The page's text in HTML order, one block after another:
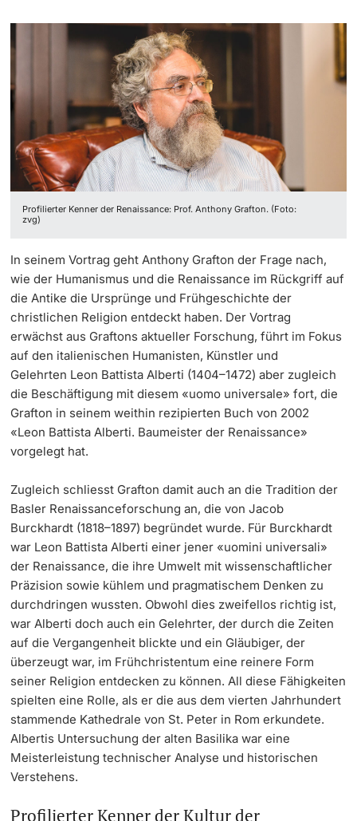
weitere Informationen
Dozierende
Service für Medien
‡ ‡ ‡ ‡ ‡ ‡ ‡ ‡ ‡ ‡ ‡ ‡ ‡ ‡ ‡ ‡ ‡ ‡ ‡ ‡ ‡ ‡ ‡ ‡ ‡ ‡ ‡ ‡ ‡ ‡ ‡ ‡
Podcasts
‡ ‡ ‡ ‡ ‡ ‡ ‡ ‡ ‡ ‡ ‡ ‡
Ukraine
Profilierter Kenner der Renaissance: Prof. Anthony Grafton. (Foto:
zvg)
In seinem Vortrag geht Anthony Grafton der Frage nach,
wie der Humanismus und die Renaissance im Rückgriff auf
die Antike die Ursprünge und Frühgeschichte der
christlichen Religion entdeckt haben. Der Vortrag
erwächst aus Graftons aktueller Forschung, führt im Fokus
auf den italienischen Humanisten, Künstler und
Gelehrten Leon Battista Alberti (1404–1472) aber zugleich
die Beschäftigung mit diesem «uomo universale» fort, die
Grafton in seinem weithin rezipierten Buch von 2002
«Leon Battista Alberti. Baumeister der Renaissance»
vorgelegt hat.
Zugleich schliesst Grafton damit auch an die Tradition der
Basler Renaissanceforschung an, die von Jacob
Burckhardt (1818–1897) begründet wurde. Für Burckhardt
war Leon Battista Alberti einer jener «uomini universali»
der Renaissance, die ihre Umwelt mit wissenschaftlicher
Präzision sowie kühlem und pragmatischem Denken zu
durchdringen wussten. Obwohl dies zweifellos richtig ist,
war Alberti doch auch ein Gelehrter, der durch die Zeiten
auf die Vergangenheit blickte und ein Gläubiger, der
überzeugt war, im Frühchristentum eine reinere Form
seiner Religion entdecken zu können. All diese Fähigkeiten
spielten eine Rolle, als er die aus dem vierten Jahrhundert
stammende Kathedrale von St. Peter in Rom erkundete.
Albertis Untersuchung der alten Basilika war eine
Meisterleistung technischer Analyse und historischen
Verstehens.
Profilierter Kenner der Kultur der